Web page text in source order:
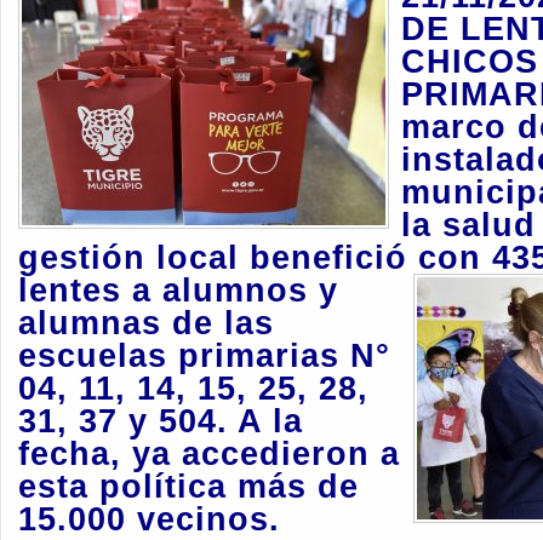
DE
marco
la
gestión local benefició con
lentes a alumnos y
alumnas de las
escuelas primarias N°
04, 11, 14, 15, 25, 28,
31, 37 y 504. A la
fecha, ya accedieron a
esta política más de
15.000 vecinos.